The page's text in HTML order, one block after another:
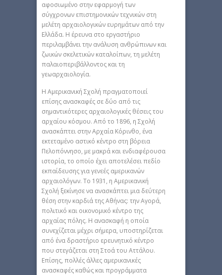
αφοσιωμένο στην εφαρμογή των
σύγχρονων επιστημονικών τεχνικών στη
μελέτη αρχαιολογικών ευρημάτων από την
Ελλάδα. Η έρευνα στο εργαστήριο
περιλαμβάνει την ανάλυση ανθρώπινων και
ζωικών σκελετικών καταλοίπων, τη μελέτη
παλαιοπεριβάλλοντος και τη
γεωαρχαιολογία.
H Αμερικανική Σχολή πραγματοποιεί
επίσης ανασκαφές σε δύο από τις
σημαντικότερες αρχαιολογικές θέσεις του
αρχαίου κόσμου. Από το 1896, η Σχολή
ανασκάπτει στην Αρχαία Κόρινθο, ένα
εκτεταμένο αστικό κέντρο στη βόρεια
Πελοπόννησο, με μακρά και ενδιαφέρουσα
ιστορία, το οποίο έχει αποτελέσει πεδίο
εκπαίδευσης για γενεές αμερικανών
αρχαιολόγων. Το 1931, η Αμερικανική
Σχολή ξεκίνησε να ανασκάπτει μια δεύτερη
θέση στην καρδιά της Αθήνας: την Αγορά,
πολιτικό και οικονομικό κέντρο της
αρχαίας πόλης. Η ανασκαφή η οποία
συνεχίζεται μέχρι σήμερα, υποστηρίζεται
από ένα δραστήριο ερευνητικό κέντρο
που στεγάζεται στη Στοά του Αττάλου.
Επίσης, πολλές άλλες αμερικανικές
ανασκαφές καθώς και προγράμματα